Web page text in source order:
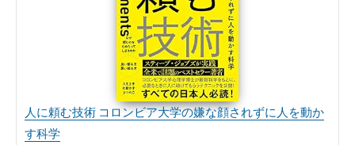
人に頼む技術 コロンビア大学の嫌な顔されずに人を動か
す科学